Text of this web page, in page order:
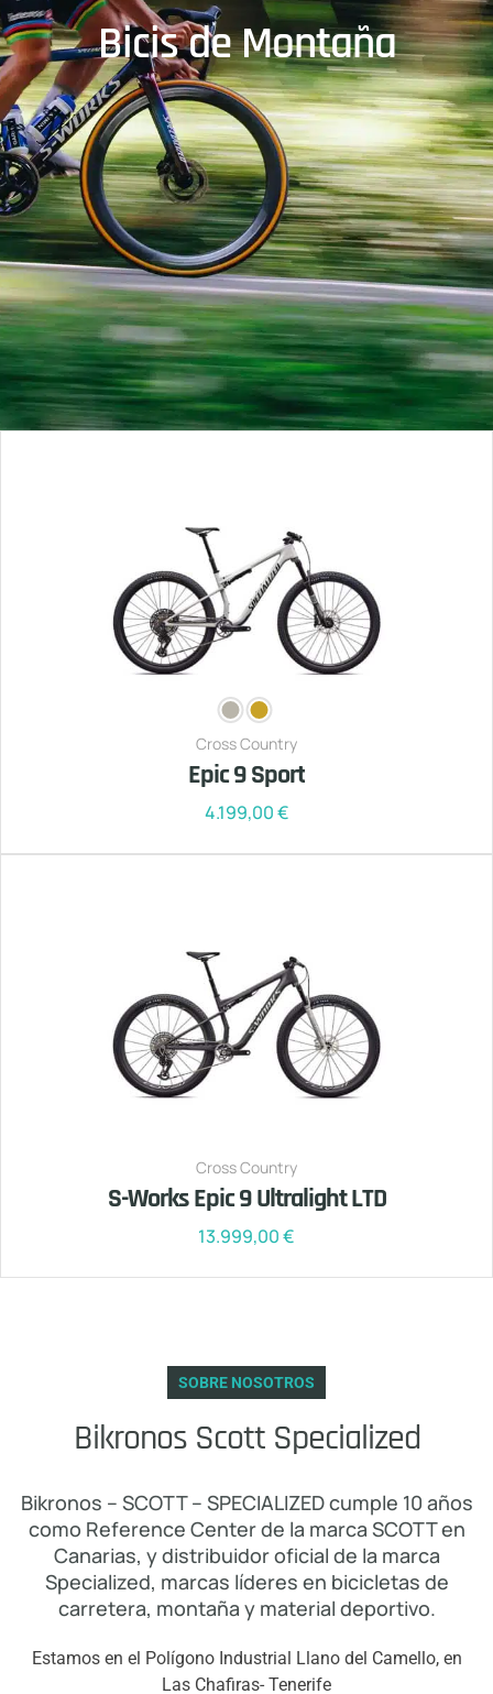
Bicis de Montaña
Cross Country
Epic 9 Sport
4.199,00€
Cross Country
S-Works Epic 9 Ultralight LTD
13.999,00€
SOBRE NOSOTROS
Bikronos Scott Specialized
Bikronos – SCOTT – SPECIALIZED cumple 10 años
como Reference Center de la marca SCOTT en
Canarias, y distribuidor oficial de la marca
Specialized, marcas líderes en bicicletas de
carretera, montaña y material deportivo.
Estamos en el Polígono Industrial Llano del Camello, en
Las Chafiras- Tenerife